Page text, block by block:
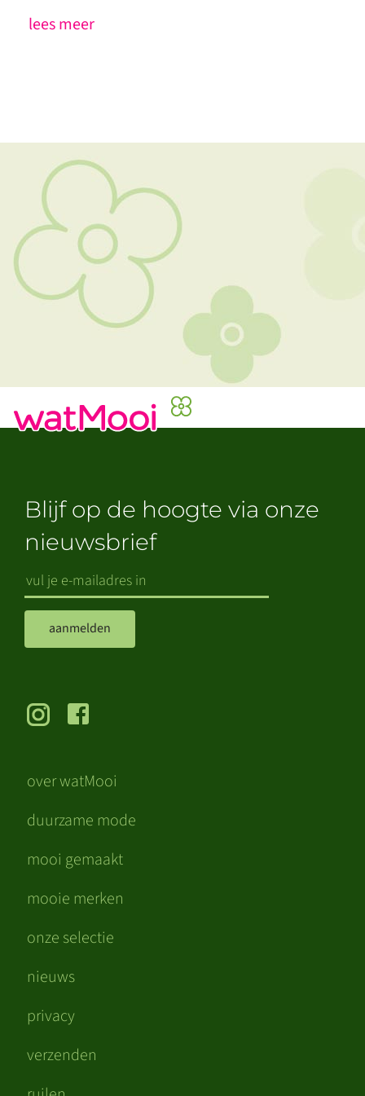
lees meer
over watMooi
duurzame mode
mooi gemaakt
mooie merken
onze selectie
nieuws
privacy
verzenden
Blijf op de hoogte via onze
nieuwsbrief
aanmelden